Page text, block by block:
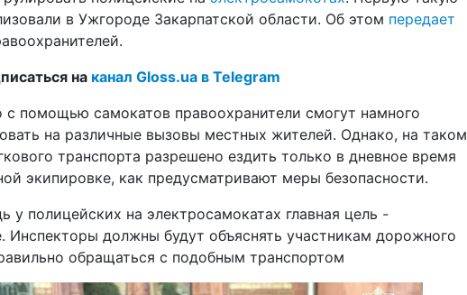
в Ужгороде Закарпатской области. Об этом передает
на канал Gloss.ua в Telegram
с помощью самокатов правоохранители смогут намного
на различные вызовы местных жителей. Однако, на таком
транспорта разрешено ездить только в дневное время
экипировке, как предусматривают меры безопасности.
у полицейских на электросамокатах главная цель -
Инспекторы должны будут объяснять участникам дорожного
обращаться с подобным транспортом